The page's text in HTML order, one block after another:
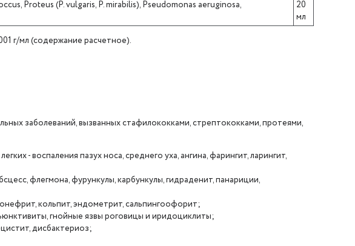
Proteus (P. vulgaris, P. mirabilis), Pseudomonas aeruginosa,
20
мл
г/мл (содержание расчетное).
заболеваний, вызванных стафилококками, стрептококками, протеями,
- воспаления пазух носа, среднего уха, ангина, фарингит, ларингит,
флегмона, фурункулы, карбункулы, гидраденит, панариции,
кольпит, эндометрит, сальпингоофорит;
гнойные язвы роговицы и иридоциклиты;
дисбактериоз;